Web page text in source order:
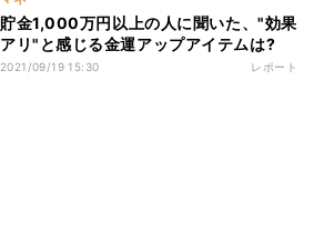
貯金1,000万円以上の人に聞いた、"効果
アリ"と感じる金運アップアイテムは?
2021/09/19 15:30 レポート